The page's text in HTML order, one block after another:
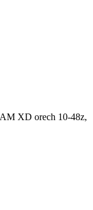
XD orech 10-48z,